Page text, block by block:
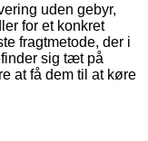
uden gebyr,
for et konkret
fragtmetode, der i
sig tæt på
at få dem til at køre